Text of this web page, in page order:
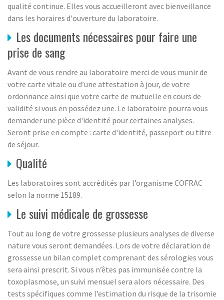
qualité continue. Elles vous accueilleront avec bienveillance
dans les horaires d'ouverture du laboratoire.
Les documents nécessaires pour faire une
prise de sang
Avant de vous rendre au laboratoire merci de vous munir de
votre carte vitale ou d’une attestation à jour, de votre
ordonnance ainsi que votre carte de mutuelle en cours de
validité si vous en possédez une. Le laboratoire pourra vous
demander une pièce d'identité pour certaines analyses.
Seront prise en compte : carte d'identité, passeport ou titre
de séjour.
Qualité
Les laboratoires sont accrédités par l’organisme COFRAC
selon la norme 15189.
Le suivi médicale de grossesse
Tout au long de votre grossesse plusieurs analyses de diverse
nature vous seront demandées. Lors de votre déclaration de
grossesse un bilan complet comprenant des sérologies vous
sera ainsi prescrit. Si vous n’êtes pas immunisée contre la
toxoplasmose, un suivi mensuel sera alors nécessaire. Des
tests spécifiques comme l’estimation du risque de la trisomie